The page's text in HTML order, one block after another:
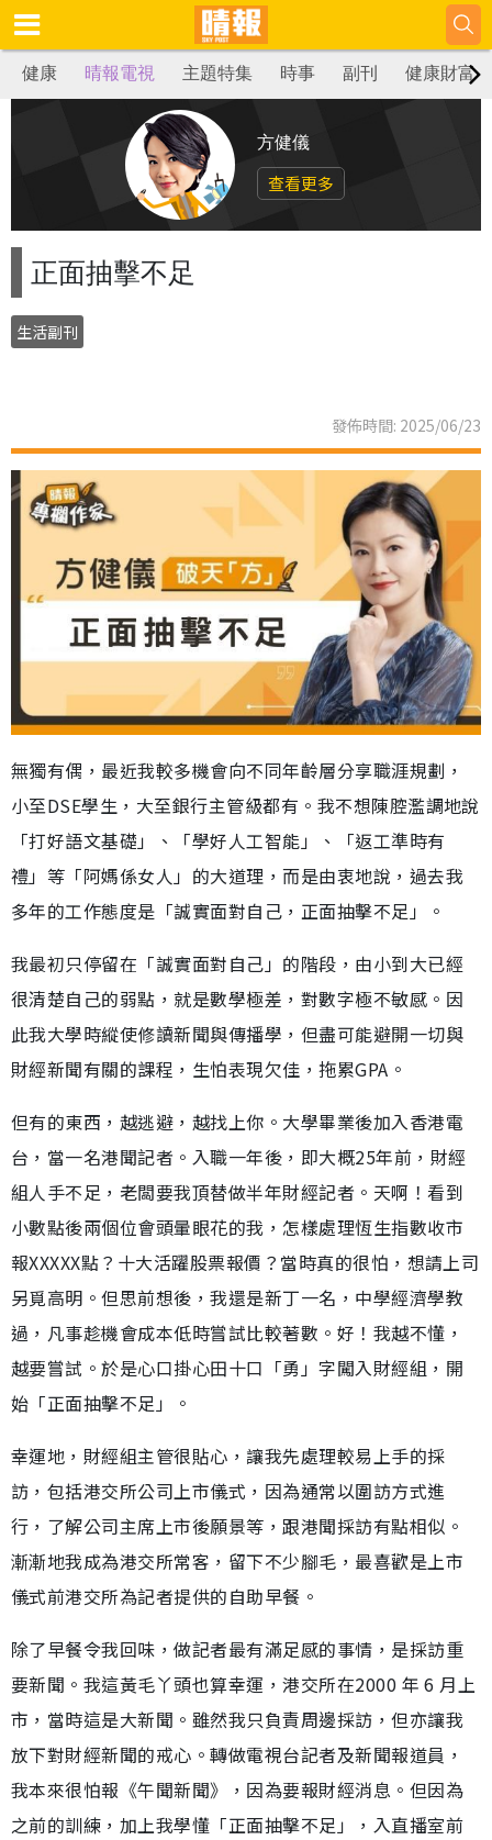
健康 晴報電視 主題特集 時事 副刊 健康財富
方健儀
查看更多
正面抽擊不足
生活副刊
發佈時間: 2025/06/23
無獨有偶，最近我較多機會向不同年齡層分享職涯規劃，
小至DSE學生，大至銀行主管級都有。我不想陳腔濫調地說
「打好語文基礎」、「學好人工智能」、「返工準時有
禮」等「阿媽係女人」的大道理，而是由衷地說，過去我
多年的工作態度是「誠實面對自己，正面抽擊不足」。
我最初只停留在「誠實面對自己」的階段，由小到大已經
很清楚自己的弱點，就是數學極差，對數字極不敏感。因
此我大學時縱使修讀新聞與傳播學，但盡可能避開一切與
財經新聞有關的課程，生怕表現欠佳，拖累GPA。
但有的東西，越逃避，越找上你。大學畢業後加入香港電
台，當一名港聞記者。入職一年後，即大概25年前，財經
組人手不足，老闆要我頂替做半年財經記者。天啊！看到
小數點後兩個位會頭暈眼花的我，怎樣處理恆生指數收市
報XXXXX點？十大活躍股票報價？當時真的很怕，想請上司
另覓高明。但思前想後，我還是新丁一名，中學經濟學教
過，凡事趁機會成本低時嘗試比較著數。好！我越不懂，
越要嘗試。於是心口掛心田十口「勇」字闖入財經組，開
始「正面抽擊不足」。
幸運地，財經組主管很貼心，讓我先處理較易上手的採
訪，包括港交所公司上市儀式，因為通常以圍訪方式進
行，了解公司主席上市後願景等，跟港聞採訪有點相似。
漸漸地我成為港交所常客，留下不少腳毛，最喜歡是上市
儀式前港交所為記者提供的自助早餐。
除了早餐令我回味，做記者最有滿足感的事情，是採訪重
要新聞。我這黃毛丫頭也算幸運，港交所在2000 年 6 月上
市，當時這是大新聞。雖然我只負責周邊採訪，但亦讓我
放下對財經新聞的戒心。轉做電視台記者及新聞報道員，
我本來很怕報《午聞新聞》，因為要報財經消息。但因為
之前的訓練，加上我學懂「正面抽擊不足」，入直播室前